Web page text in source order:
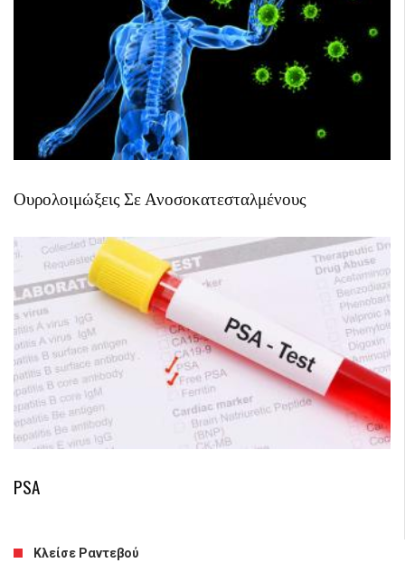
Ουρολοιμώξεις Σε Ανοσοκατεσταλμένους
PSA
Κλείσε Ραντεβού